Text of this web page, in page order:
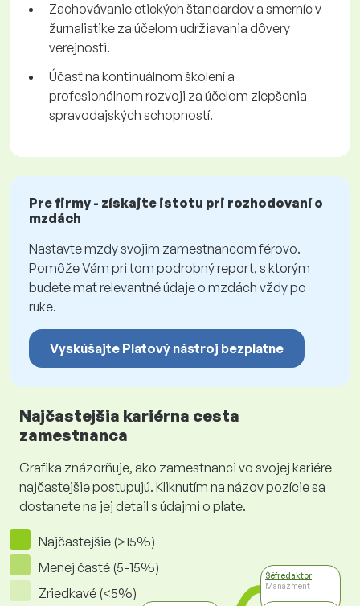
Zachovávanie etických štandardov a smerníc v
žurnalistike za účelom udržiavania dôvery
verejnosti.
Účasť na kontinuálnom školení a
profesionálnom rozvoji za účelom zlepšenia
spravodajských schopností.
Pre firmy - získajte istotu pri rozhodovaní o
mzdách
Nastavte mzdy svojim zamestnancom férovo.
Pomôže Vám pri tom podrobný report, s ktorým
budete mať relevantné údaje o mzdách vždy po
ruke.
Vyskúšajte Platový nástroj bezplatne
Najčastejšia kariérna cesta
zamestnanca
Grafika znázorňuje, ako zamestnanci vo svojej kariére
najčastejšie postupujú. Kliknutím na názov pozície sa
dostanete na jej detail s údajmi o plate.
Najčastejšie (>15%)
Menej časté (5-15%)
Zriedkavé (<5%)
Šéfredaktor
Manažment